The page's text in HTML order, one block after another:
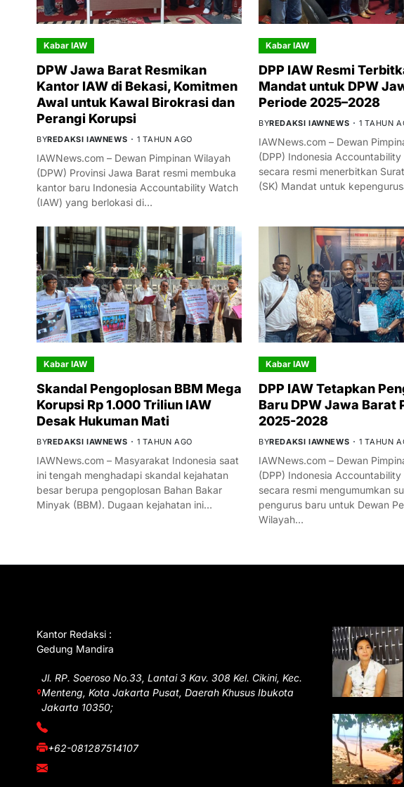
Kabar IAW
DPW Jawa Barat Resmikan
Kantor IAW di Bekasi, Komitmen
Awal untuk Kawal Birokrasi dan
Perangi Korupsi
BYREDAKSI IAWNEWS 1 TAHUN AGO
IAWNews.com – Dewan Pimpinan Wilayah
(DPW) Provinsi Jawa Barat resmi membuka
kantor baru Indonesia Accountability Watch
(IAW) yang berlokasi di…
Kabar IAW
DPP IAW Resmi
Mandat untuk DPW
Periode 2025–2028
BYREDAKSI IAWNEWS 1 TAHUN
IAWNews.com – Dewan
(DPP) Indonesia Accountability
secara resmi menerbitkan
(SK) Mandat untuk
Kabar IAW
Skandal Pengoplosan BBM Mega
Korupsi Rp 1.000 Triliun IAW
Desak Hukuman Mati
BYREDAKSI IAWNEWS 1 TAHUN AGO
IAWNews.com – Masyarakat Indonesia saat
ini tengah menghadapi skandal kejahatan
besar berupa pengoplosan Bahan Bakar
Minyak (BBM). Dugaan kejahatan ini…
Kabar IAW
DPP IAW Tetapkan
Baru DPW Jawa Barat
2025-2028
BYREDAKSI IAWNEWS 1 TAHUN
IAWNews.com – Dewan
(DPP) Indonesia Accountability
secara resmi mengumumkan
pengurus baru untuk Dewan
Wilayah…
Kantor Redaksi :
Gedung Mandira
Jl. RP. Soeroso No.33, Lantai 3 Kav. 308 Kel. Cikini, Kec.
Menteng, Kota Jakarta Pusat, Daerah Khusus Ibukota
Jakarta 10350;
+62-081287514107